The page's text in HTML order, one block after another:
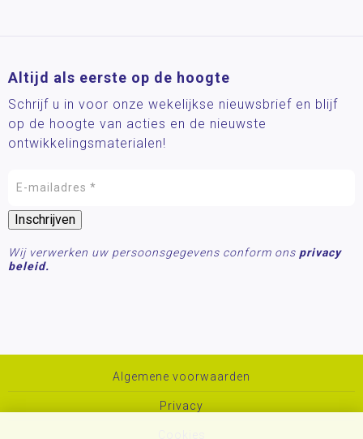
Altijd als eerste op de hoogte
Schrijf u in voor onze wekelijkse nieuwsbrief en blijf
op de hoogte van acties en de nieuwste
ontwikkelingsmaterialen!
Wij verwerken uw persoonsgegevens conform ons privacy
beleid.
Algemene voorwaarden
Privacy